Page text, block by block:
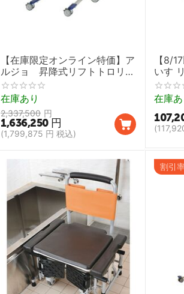
【在庫限定オンライン特価】ア
ルジョ 昇降式リフトトロリ
ー ボレロ（電動）
在庫あり
2,337,500 円
1,636,250 円
(1,799,875 円 税込)
【8/
いす
キャ
在庫あ
(
割引